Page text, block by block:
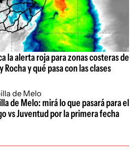
la alerta roja para zonas costeras de
y qué pasa con las clases
de Melo: mirá lo que pasará para el
vs Juventud por la primera fecha